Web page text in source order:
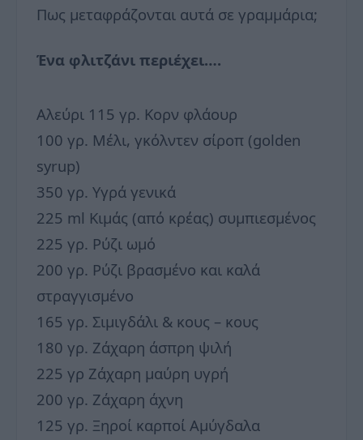
Πως μεταφράζονται αυτά σε γραμμάρια;
Ένα φλιτζάνι περιέχει….
Αλεύρι 115 γρ. Κορν φλάουρ
100 γρ. Μέλι, γκόλντεν σίροπ (golden
syrup)
350 γρ. Υγρά γενικά
225 ml Κιμάς (από κρέας) συμπιεσμένος
225 γρ. Ρύζι ωμό
200 γρ. Ρύζι βρασμένο και καλά
στραγγισμένο
165 γρ. Σιμιγδάλι & κους – κους
180 γρ. Ζάχαρη άσπρη ψιλή
225 γρ Ζάχαρη μαύρη υγρή
200 γρ. Ζάχαρη άχνη
125 γρ. Ξηροί καρποί Αμύγδαλα